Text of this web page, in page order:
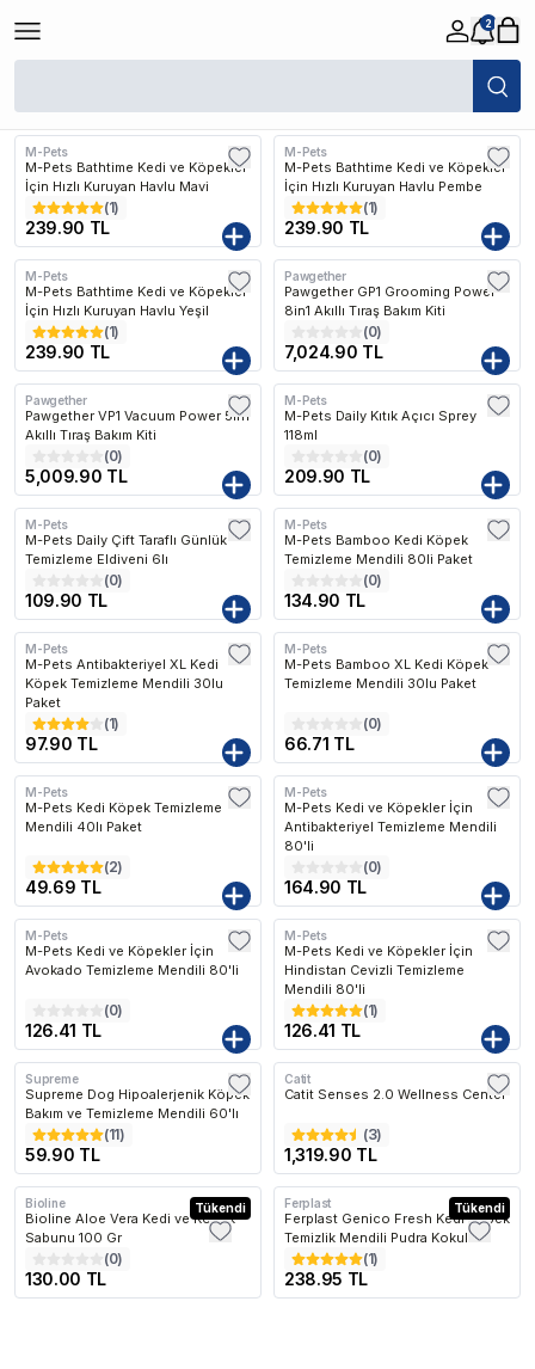
2
/
M-Pets
M-Pets Bathtime Kedi ve Köpekler
İçin Hızlı Kuruyan Havlu Mavi
(1)
239.90 TL
M-Pets
M-Pets Bathtime Kedi ve Köpekler
İçin Hızlı Kuruyan Havlu Pembe
(1)
239.90 TL
M-Pets
M-Pets Bathtime Kedi ve Köpekler
İçin Hızlı Kuruyan Havlu Yeşil
(1)
239.90 TL
Kargo Bedava
Pawgether
Pawgether GP1 Grooming Power
8in1 Akıllı Tıraş Bakım Kiti
(0)
7,024.90 TL
Kargo Bedava
Pawgether
Pawgether VP1 Vacuum Power 5in1
Akıllı Tıraş Bakım Kiti
(0)
5,009.90 TL
M-Pets
M-Pets Daily Kıtık Açıcı Sprey
118ml
(0)
209.90 TL
M-Pets
M-Pets Daily Çift Taraflı Günlük
Temizleme Eldiveni 6lı
(0)
109.90 TL
M-Pets
M-Pets Bamboo Kedi Köpek
Temizleme Mendili 80li Paket
(0)
134.90 TL
M-Pets
M-Pets Antibakteriyel XL Kedi
Köpek Temizleme Mendili 30lu
Paket
(1)
97.90 TL
M-Pets
M-Pets Bamboo XL Kedi Köpek
Temizleme Mendili 30lu Paket
(0)
66.71 TL
M-Pets
M-Pets Kedi Köpek Temizleme
Mendili 40lı Paket
(2)
49.69 TL
M-Pets
M-Pets Kedi ve Köpekler İçin
Antibakteriyel Temizleme Mendili
80'li
(0)
164.90 TL
M-Pets
M-Pets Kedi ve Köpekler İçin
Avokado Temizleme Mendili 80'li
(0)
126.41 TL
M-Pets
M-Pets Kedi ve Köpekler İçin
Hindistan Cevizli Temizleme
Mendili 80'li
(1)
126.41 TL
SEPETTE %15
Supreme
Supreme Dog Hipoalerjenik Köpek
Bakım ve Temizleme Mendili 60'lı
(11)
59.90 TL
Kargo Bedava
Catit
Catit Senses 2.0 Wellness Center
(3)
1,319.90 TL
Tükendi
Bioline
Bioline Aloe Vera Kedi ve Köpek
Sabunu 100 Gr
(0)
130.00 TL
Tükendi
Ferplast
Ferplast Genico Fresh Kedi Köpek
Temizlik Mendili Pudra Kokulu
(1)
238.95 TL